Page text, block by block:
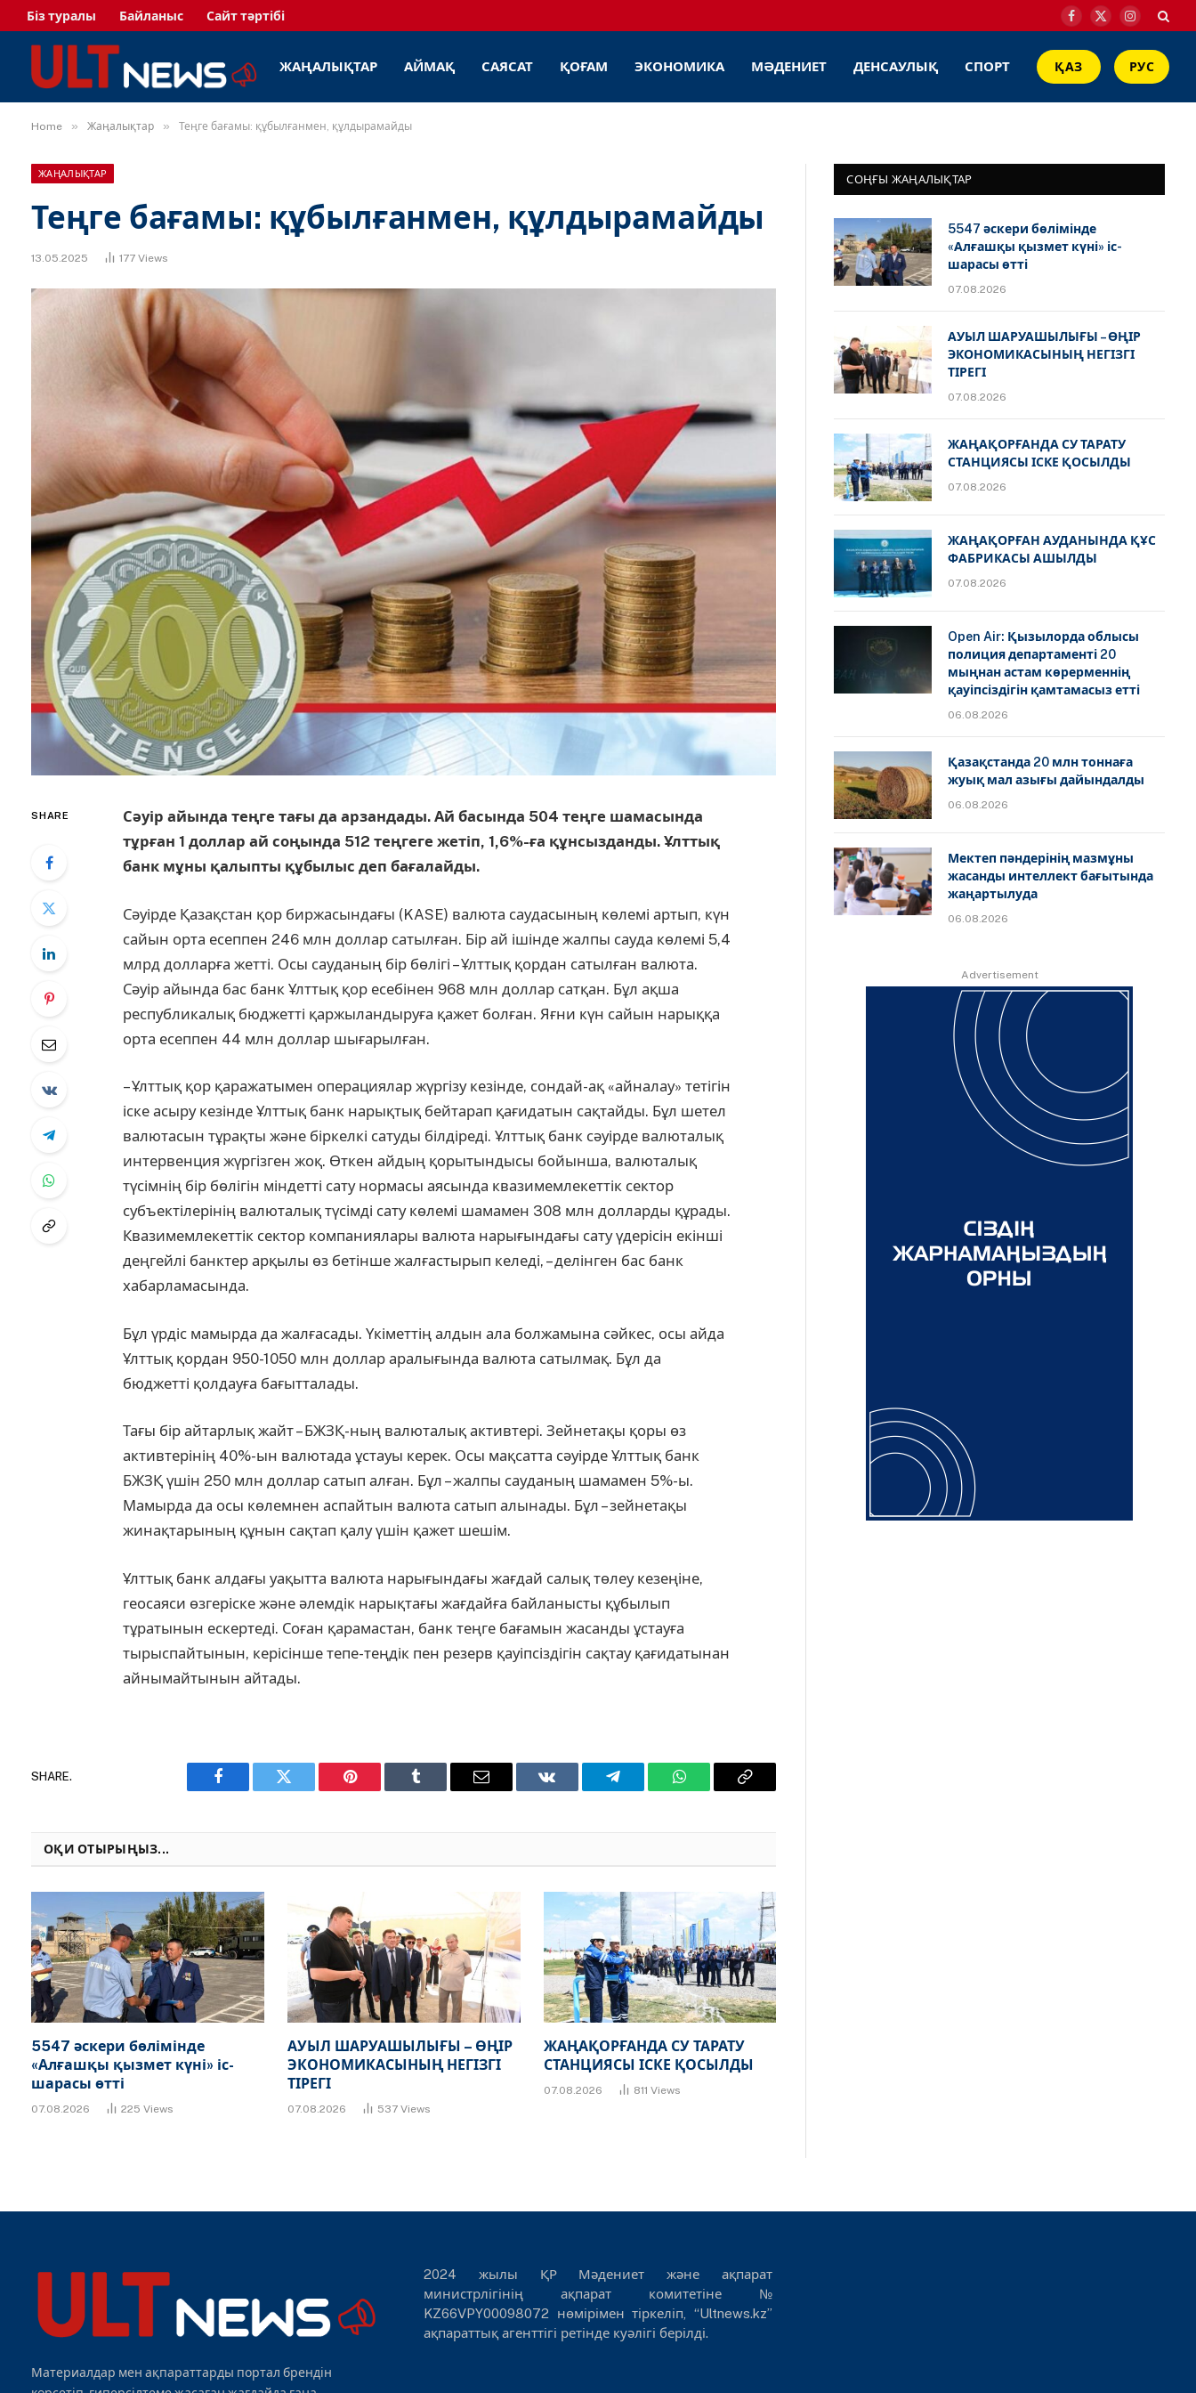
Біз туралы Байланыс Сайт тәртібі
Facebook
X
Instagram
ЖАҢАЛЫҚТАР АЙМАҚ САЯСАТ ҚОҒАМ ЭКОНОМИКА МӘДЕНИЕТ ДЕНСАУЛЫҚ СПОРТ ҚАЗ РУС
Home » Жаңалықтар » Теңге бағамы: құбылғанмен, құлдырамайды
ЖАҢАЛЫҚТАР
Теңге бағамы: құбылғанмен, құлдырамайды
13.05.2025 177 Views
SHARE
Сәуір айында теңге тағы да арзандады. Ай басында 504 теңге шамасында
тұрған 1 доллар ай соңында 512 теңгеге жетіп, 1,6%-ға құнсызданды. Ұлттық
банк мұны қалыпты құбылыс деп бағалайды.
Сәуірде Қазақстан қор бир­жа­сындағы (KASE) валюта сауда­сының көлемі артып, күн
сайын орта есеппен 246 млн доллар сатылған. Бір ай ішінде жалпы сауда көлемі 5,4
млрд долларға жетті. Осы сауданың бір бөлігі – Ұлт­тық қордан сатылған валюта.
Сәуір айында бас банк Ұлттық қор есебінен 968 млн доллар сатқан. Бұл ақша
республикалық бюджетті қаржыландыруға қажет болған. Яғни күн сайын нарыққа
орта есеппен 44 млн доллар шығарылған.
– Ұлттық қор қаражатымен операциялар жүргізу кезінде, сондай-ақ «айналау» тетігін
іске асыру ке­зін­де Ұлттық банк нарықтық бей­тарап қағидатын сақтайды. Бұл шетел
валютасын тұрақты және біркелкі сатуды білдіреді. Ұлттық банк сәуірде валюталық
интервенция жүргізген жоқ. Өткен айдың қорытындысы бойынша, валюталық
түсімнің бір бөлігін міндетті сату нормасы аясында квазимемлекеттік сектор
субъектілерінің валюта­лық тү­сімді сату көлемі шамамен 308 млн долларды құрады.
Квазимемлекеттік сектор компания­лары валюта на­рығындағы сату үдерісін екінші
деңгейлі банктер арқылы өз бетінше жалғастырып келеді, – делінген бас банк
хабарламасында.
Бұл үрдіс мамырда да жалғаса­ды. Үкіметтің алдын ала болжамына сәйкес, осы айда
Ұлттық қордан 950-1050 млн доллар аралығында валюта сатылмақ. Бұл да
бюджетті қолдауға бағытталады.
Тағы бір айтарлық жайт – БЖЗҚ-ның валюталық активтері. Зей­нетақы қоры өз
активтерінің 40%-ын валютада ұстауы керек. Осы мақсатта сәуірде Ұлттық банк
БЖЗҚ үшін 250 млн доллар сатып алған. Бұл – жалпы сауданың шамамен 5%-ы.
Мамырда да осы көлемнен аспайтын валюта сатып алынады. Бұл – зейнетақы
жинақтарының құнын сақтап қалу үшін қажет шешім.
Ұлттық банк алдағы уақытта валюта нарығындағы жағдай салық төлеу кезеңіне,
геосаяси өзгеріске және әлемдік нарықтағы жағдайға байланысты құбылып
тұратынын ескертеді. Соған қарамастан, банк теңге бағамын жасанды ұстауға
тырыспайтынын, керісінше тепе-теңдік пен резерв қауіпсіздігін сақтау қағидатынан
айнымайтынын айтады.
SHARE.
Facebook Twitter Pinterest Tumblr Email VKontakteTelegram WhatsAppCopy
ОҚИ ОТЫРЫҢЫЗ...
5547 әскери бөлімінде
«Алғашқы қызмет күні» іс-
шарасы өтті
07.08.2026 225 Views
АУЫЛ ШАРУАШЫЛЫҒЫ – ӨҢІР
ЭКОНОМИКАСЫНЫҢ НЕГІЗГІ
ТІРЕГІ
07.08.2026 537 Views
ЖАҢАҚОРҒАНДА СУ ТАРАТУ
СТАНЦИЯСЫ ІСКЕ ҚОСЫЛДЫ
07.08.2026 811 Views
СОҢҒЫ ЖАҢАЛЫҚТАР
5547 әскери бөлімінде
«Алғашқы қызмет күні» іс-
шарасы өтті
07.08.2026
АУЫЛ ШАРУАШЫЛЫҒЫ – ӨҢІР
ЭКОНОМИКАСЫНЫҢ НЕГІЗГІ
ТІРЕГІ
07.08.2026
ЖАҢАҚОРҒАНДА СУ ТАРАТУ
СТАНЦИЯСЫ ІСКЕ ҚОСЫЛДЫ
07.08.2026
ЖАҢАҚОРҒАН АУДАНЫНДА ҚҰС
ФАБРИКАСЫ АШЫЛДЫ
07.08.2026
Open Air: Қызылорда облысы
полиция департаменті 20
мыңнан астам көрерменнің
қауіпсіздігін қамтамасыз етті
06.08.2026
Қазақстанда 20 млн тоннаға
жуық мал азығы дайындалды
06.08.2026
Мектеп пәндерінің мазмұны
жасанды интеллект бағытында
жаңартылуда
06.08.2026
Advertisement
Материалдар мен ақпараттарды портал брендін
2024 жылы ҚР Мәдениет және ақпарат
министрлігінің ақпарат комитетіне №
KZ66VPY00098072 нөмірімен тіркеліп, “Ultnews.kz”
ақпараттық агенттігі ретінде куәлігі берілді.